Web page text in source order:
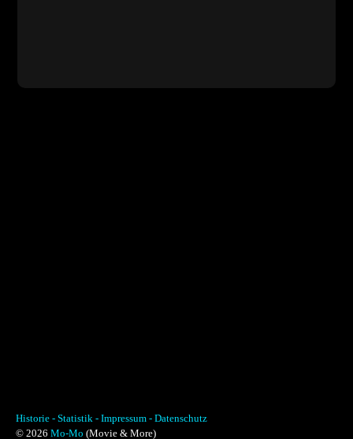
Historie - Statistik - Impressum - Datenschutz
© 2026 Mo-Mo (Movie & More)